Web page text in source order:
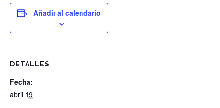
Añadir al calendario
DETALLES
Fecha:
abril 19